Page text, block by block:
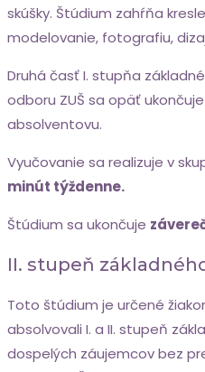
skúšky. Štúdium zahŕňa
modelovanie, fotografiu,
Druhá časť I. stupňa
odboru ZUŠ sa opäť
absolventovu.
Vyučovanie sa realizuje v
minút týždenne.
Štúdium sa ukončuje
II. stupeň
Toto štúdium je určené
absolvovali I. a II. stupeň
dospelých záujemcov bez